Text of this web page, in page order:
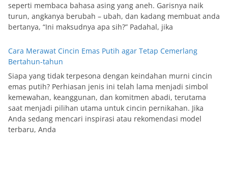
seperti membaca bahasa asing yang aneh. Garisnya naik
turun, angkanya berubah – ubah, dan kadang membuat anda
bertanya, “Ini maksudnya apa sih?” Padahal, jika
Cara Merawat Cincin Emas Putih agar Tetap Cemerlang
Bertahun-tahun
Siapa yang tidak terpesona dengan keindahan murni cincin
emas putih? Perhiasan jenis ini telah lama menjadi simbol
kemewahan, keanggunan, dan komitmen abadi, terutama
saat menjadi pilihan utama untuk cincin pernikahan. Jika
Anda sedang mencari inspirasi atau rekomendasi model
terbaru, Anda